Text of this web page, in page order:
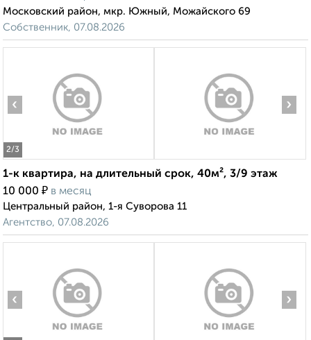
Московский район, мкр. Южный, Можайского 69
Собственник, 07.08.2026
2/3
‹ ›
1-к квартира, на длительный срок, 40м², 3/9 этаж
10 000 ₽ в месяц
Центральный район, 1-я Суворова 11
Агентство, 07.08.2026
‹ ›